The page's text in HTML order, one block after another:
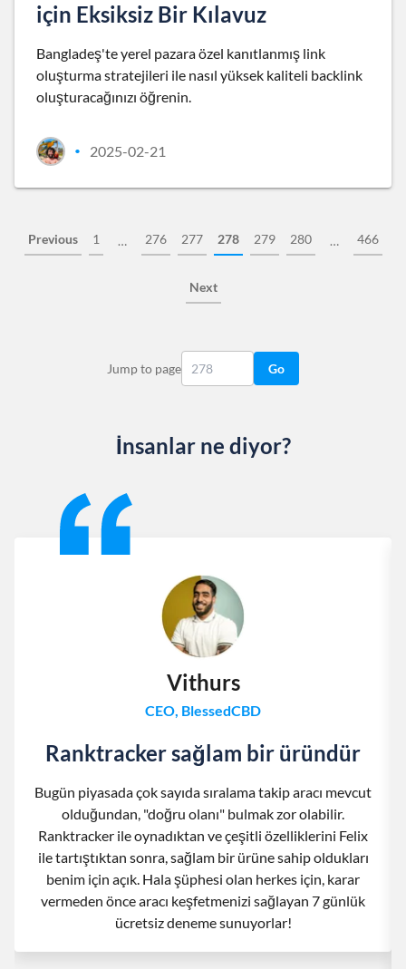
için Eksiksiz Bir Kılavuz
Bangladeş'te yerel pazara özel kanıtlanmış link
oluşturma stratejileri ile nasıl yüksek kaliteli backlink
oluşturacağınızı öğrenin.
• 2025-02-21
Previous 1 … 276 277 278 279 280 … 466
Next
Jump to page Go
İnsanlar ne diyor?
Vithurs
CEO, BlessedCBD
Ranktracker sağlam bir üründür
Bugün piyasada çok sayıda sıralama takip aracı mevcut
olduğundan, "doğru olanı" bulmak zor olabilir.
Ranktracker ile oynadıktan ve çeşitli özelliklerini Felix
ile tartıştıktan sonra, sağlam bir ürüne sahip oldukları
benim için açık. Hala şüphesi olan herkes için, karar
vermeden önce aracı keşfetmenizi sağlayan 7 günlük
ücretsiz deneme sunuyorlar!